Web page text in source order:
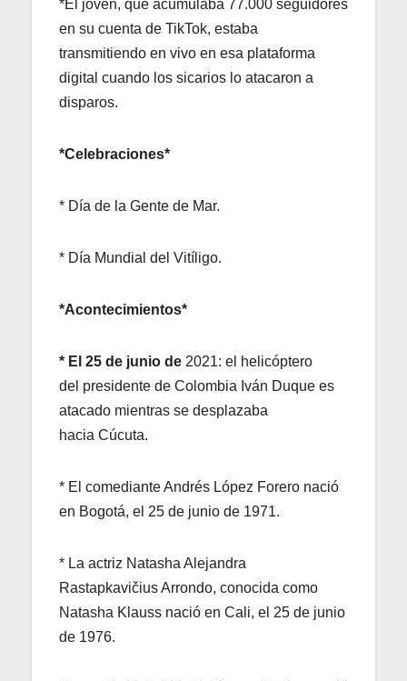
*El joven, que acumulaba 77.000 seguidores
en su cuenta de TikTok, estaba
transmitiendo en vivo en esa plataforma
digital cuando los sicarios lo atacaron a
disparos.
*Celebraciones*
* Día de la Gente de Mar.
* Día Mundial del Vitíligo.
*Acontecimientos*
* El 25 de junio de 2021: el helicóptero
del presidente de Colombia Iván Duque es
atacado mientras se desplazaba
hacia Cúcuta.
* El comediante Andrés López Forero nació
en Bogotá, el 25 de junio de 1971.
* La actriz Natasha Alejandra
Rastapkavičius Arrondo, conocida como
Natasha Klauss nació en Cali, el 25 de junio
de 1976.